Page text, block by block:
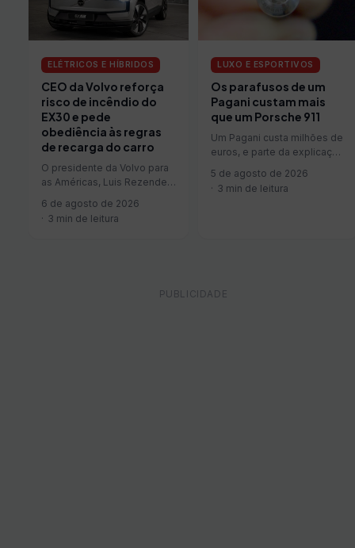
ELÉTRICOS E HÍBRIDOS
CEO da Volvo reforça
risco de incêndio do
EX30 e pede
obediência às regras
de recarga do carro
O presidente da Volvo para
as Américas, Luis Rezende,
do EX30 convocados…
6 de agosto de 2026
3 min de leitura
LUXO E ESPORTIVOS
Os parafusos de um
Pagani custam mais
que um Porsche 911
Um Pagani custa milhões de
euros, e parte da explicação
ninguém repara: o…
5 de agosto de 2026
3 min de leitura